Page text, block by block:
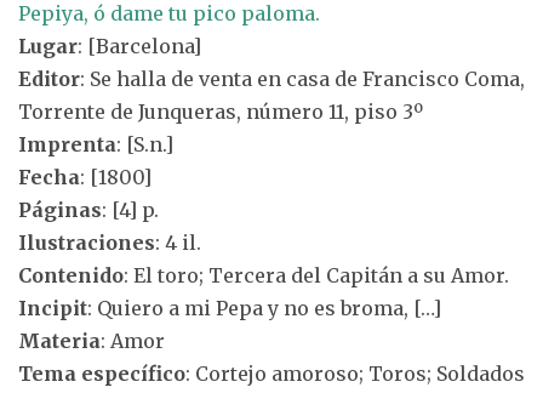
Pepiya, ó dame tu pico paloma.
Lugar: [Barcelona]
Editor: Se halla de venta en casa de Francisco Coma,
Torrente de Junqueras, número 11, piso 3º
Imprenta: [S.n.]
Fecha: [1800]
Páginas: [4] p.
Ilustraciones: 4 il.
Contenido: El toro; Tercera del Capitán a su Amor.
Incipit: Quiero a mi Pepa y no es broma, […]
Materia: Amor
Tema específico: Cortejo amoroso; Toros; Soldados